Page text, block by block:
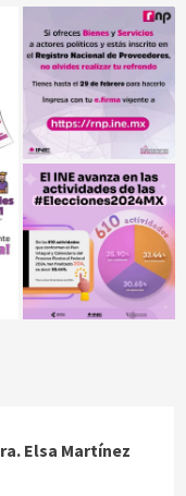
Elsa Martínez